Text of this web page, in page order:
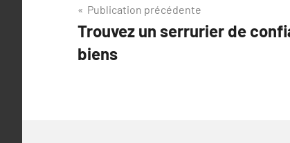
Navigation
de
l’article
Publication précédente
Trouvez un serrurier de
biens